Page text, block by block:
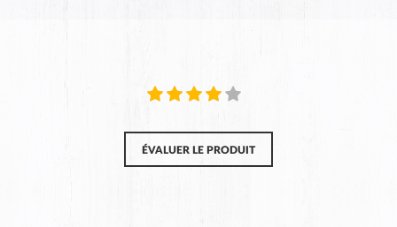
ÉVALUER LE PRODUIT